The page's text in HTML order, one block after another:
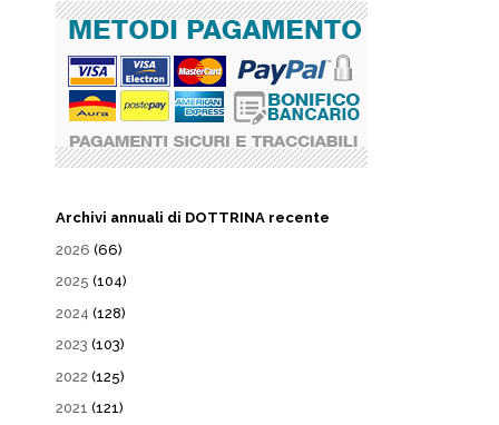
Archivi annuali di DOTTRINA recente
2026 (66)
2025 (104)
2024 (128)
2023 (103)
2022 (125)
2021 (121)